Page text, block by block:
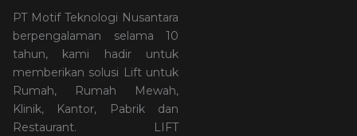
PT Motif Teknologi Nusantara
berpengalaman selama 10
tahun, kami hadir untuk
memberikan solusi Lift untuk
Rumah, Rumah Mewah,
Klinik, Kantor, Pabrik dan
Restaurant. LIFT